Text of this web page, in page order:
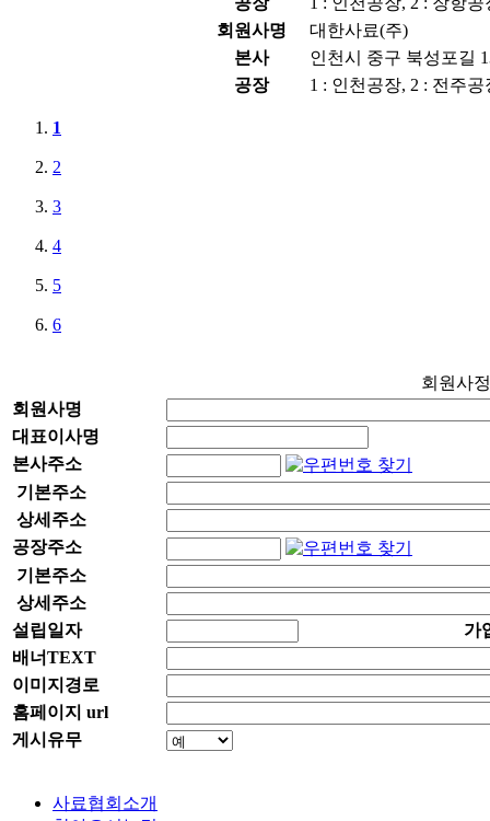
회원사명
대한사료(주)
본사
인천시 중구 북성포길
공장
1 : 인천공장, 2 : 전주
1
2
3
4
5
6
회원사
회원사명
대표이사명
본사주소
기본주소
상세주소
공장주소
기본주소
상세주소
설립일자
가
배너TEXT
이미지경로
홈페이지 url
게시유무
사료협회소개